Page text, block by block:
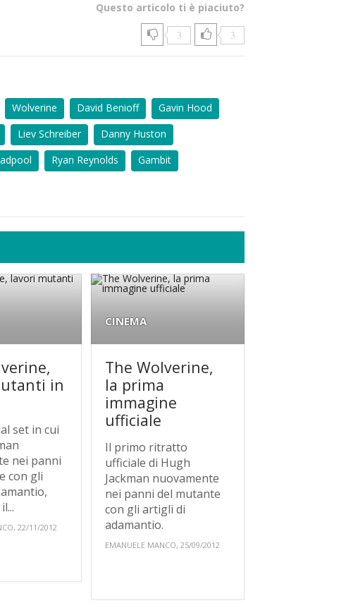
Questo articolo ti è piaciuto?
3 3
Wolverine David Benioff
Gavin Hood
Liev Schreiber
Danny Huston
Ryan Reynolds
Gambit
in
set in cui
nei panni
con gli
22/11/2012
CINEMA
The Wolverine,
la prima
immagine
ufficiale
Il primo ritratto
ufficiale di Hugh
Jackman nuovamente
nei panni del mutante
con gli artigli di
adamantio.
EMANUELE MANCO, 25/09/2012